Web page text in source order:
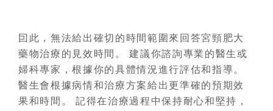
囙此，無法給出確切的時間範圍來回答宮頸肥大
藥物治療的見效時間。 建議你諮詢專業的醫生或
婦科專家，根據你的具體情況進行評估和指導。
醫生會根據病情和治療方案給出更準確的預期效
果和時間。 記得在治療過程中保持耐心和堅持，